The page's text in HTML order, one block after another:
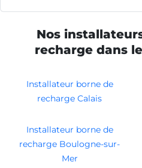
Nos
recharge dans
Installateur borne de
recharge Calais
Installateur borne de
recharge Boulogne-sur-
Mer